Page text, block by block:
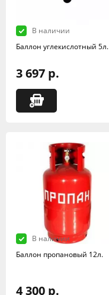
В наличии
Баллон углекислотный 5л.
3 697 р.
В наличии
Баллон пропановый 12л.
4 300 р.